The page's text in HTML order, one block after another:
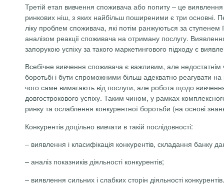
Третій етап вивчення споживача або попиту – це
ринкових ніш, з яких найбільш поширеними є три основні.
ліку проблем споживача, які потім ранжуються за ступенем
аналізом реакції споживача на отриману послугу.
запорукою успіху за такого маркетингового підходу є
Всебічне вивчення споживача є важливим, але недостатнім
боротьбі і бути спроможними більш адекватно реагувати
чого саме вимагають від послуги, але робота щодо
довгострокового успіху. Таким чином, у рамках
ринку та ослаблення конкурентної боротьби (на основі
Конкурентів доцільно вивчати в такій послідовності:
– виявлення і класифікація конкурентів, складання банку
– аналіз показників діяльності конкурентів;
– виявлення сильних і слабких сторін діяльності конкурентів.